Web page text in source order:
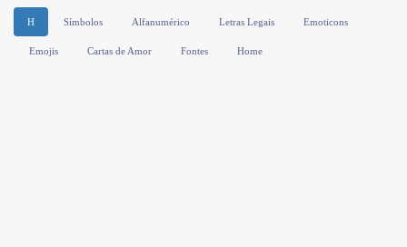
H Símbolos Alfanumérico Letras Legais Emoticons
Emojis Cartas de Amor Fontes Home